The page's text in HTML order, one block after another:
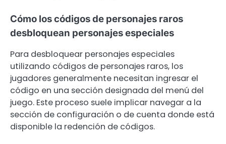
Cómo los códigos de personajes raros
desbloquean personajes especiales
Para desbloquear personajes especiales
utilizando códigos de personajes raros, los
jugadores generalmente necesitan ingresar el
código en una sección designada del menú del
juego. Este proceso suele implicar navegar a la
sección de configuración o de cuenta donde está
disponible la redención de códigos.